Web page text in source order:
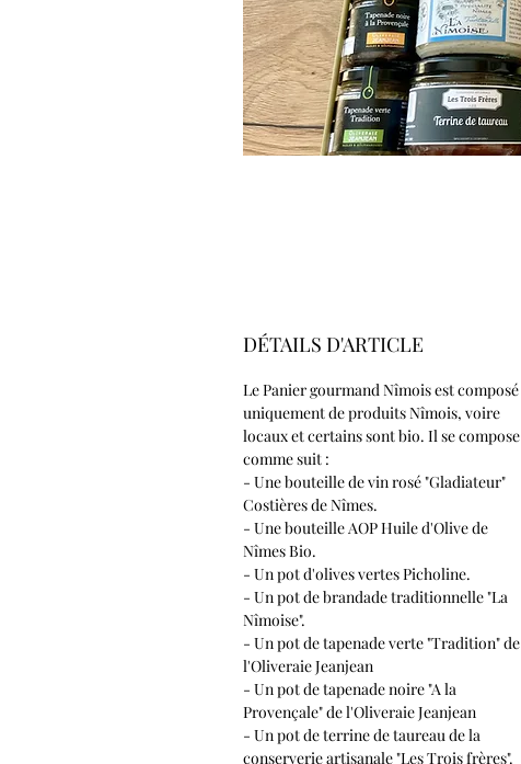
DÉTAILS D'ARTICLE
Le Panier gourmand Nîmois est composé
uniquement de produits Nîmois, voire
locaux et certains sont bio. Il se compose
comme suit :
- Une bouteille de vin rosé "Gladiateur"
Costières de Nîmes.
- Une bouteille AOP Huile d'Olive de
Nîmes Bio.
- Un pot d'olives vertes Picholine.
- Un pot de brandade traditionnelle "La
Nîmoise".
- Un pot de tapenade verte "Tradition" de
l'Oliveraie Jeanjean
- Un pot de tapenade noire "A la
Provençale" de l'Oliveraie Jeanjean
- Un pot de terrine de taureau de la
conserverie artisanale "Les Trois frères".